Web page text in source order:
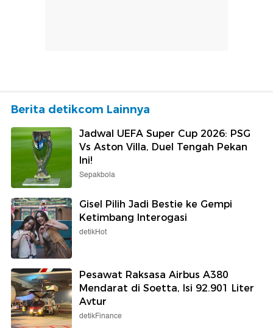
Berita detikcom Lainnya
Jadwal UEFA Super Cup 2026: PSG
Vs Aston Villa, Duel Tengah Pekan
Ini!
Sepakbola
Gisel Pilih Jadi Bestie ke Gempi
Ketimbang Interogasi
detikHot
Pesawat Raksasa Airbus A380
Mendarat di Soetta, Isi 92.901 Liter
Avtur
detikFinance